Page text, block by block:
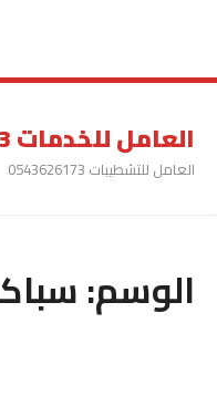
العامل للخدمات 0543626173
العامل للتشطيبات 0543626173
الوسم:سباكة